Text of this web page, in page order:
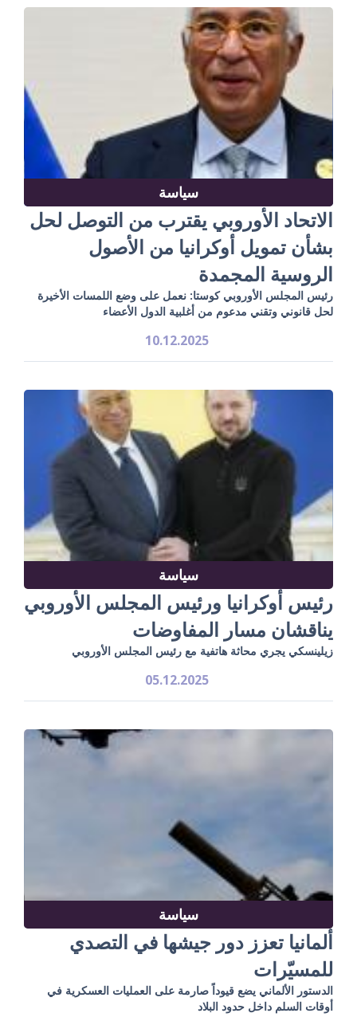
سياسة
الاتحاد الأوروبي يقترب من التوصل لحل
بشأن تمويل أوكرانيا من الأصول
الروسية المجمدة
رئيس المجلس الأوروبي كوستا: نعمل على وضع اللمسات الأخيرة
لحل قانوني وتقني مدعوم من أغلبية الدول الأعضاء
10.12.2025
سياسة
رئيس أوكرانيا ورئيس المجلس الأوروبي
يناقشان مسار المفاوضات
زيلينسكي يجري محاثة هاتفية مع رئيس المجلس الأوروبي
05.12.2025
سياسة
ألمانيا تعزز دور جيشها في التصدي
للمسيّرات
الدستور الألماني يضع قيوداً صارمة على العمليات العسكرية في
أوقات السلم داخل حدود البلاد